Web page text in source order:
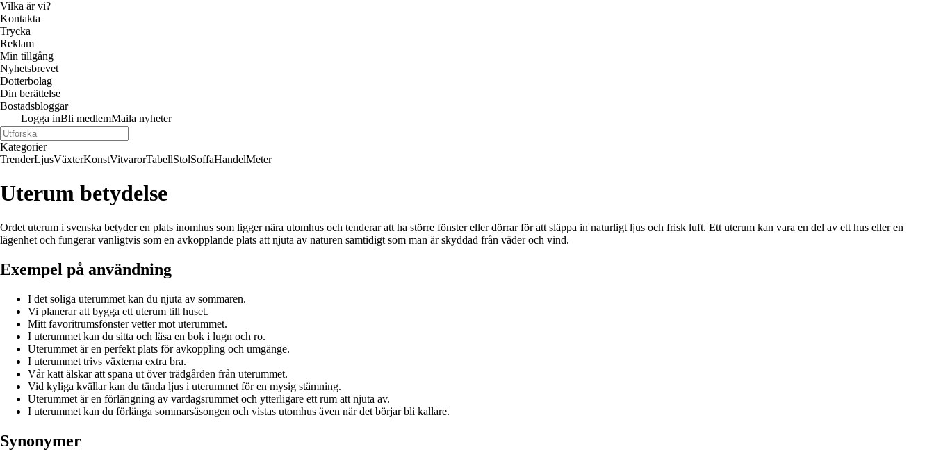
Vilka är vi?
Kontakta
Trycka
Reklam
Min tillgång
Nyhetsbrevet
Dotterbolag
Din berättelse
Bostadsbloggar
Logga inBli medlemMaila nyheter
Kategorier
TrenderLjusVäxterKonstVitvarorTabellStolSoffaHandelMeter
Uterum betydelse
Ordet uterum i svenska betyder en plats inomhus som ligger nära utomhus och tenderar att ha större fönster eller dörrar för att släppa in naturligt ljus och frisk luft. Ett uterum kan vara en del av ett hus eller en
lägenhet och fungerar vanligtvis som en avkopplande plats att njuta av naturen samtidigt som man är skyddad från väder och vind.
Exempel på användning
I det soliga uterummet kan du njuta av sommaren.
Vi planerar att bygga ett uterum till huset.
Mitt favoritrumsfönster vetter mot uterummet.
I uterummet kan du sitta och läsa en bok i lugn och ro.
Uterummet är en perfekt plats för avkoppling och umgänge.
I uterummet trivs växterna extra bra.
Vår katt älskar att spana ut över trädgården från uterummet.
Vid kyliga kvällar kan du tända ljus i uterummet för en mysig stämning.
Uterummet är en förlängning av vardagsrummet och ytterligare ett rum att njuta av.
I uterummet kan du förlänga sommarsäsongen och vistas utomhus även när det börjar bli kallare.
Synonymer